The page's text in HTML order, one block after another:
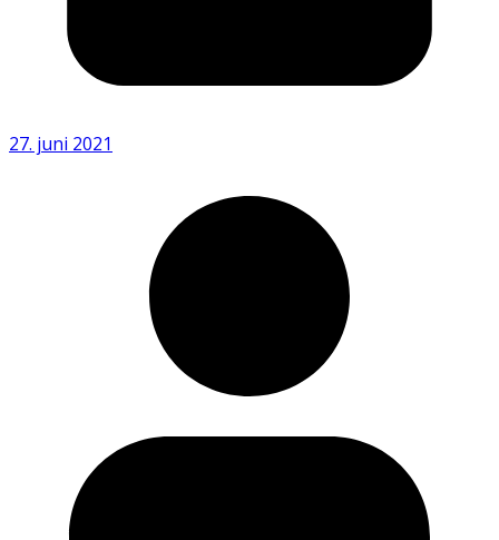
27. juni 2021